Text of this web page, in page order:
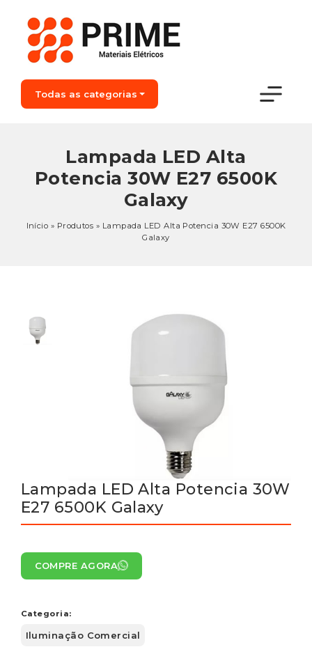
Todas as categorias
Lampada LED Alta
Potencia 30W E27 6500K
Galaxy
Início » Produtos » Lampada LED Alta Potencia 30W E27 6500K
Galaxy
Lampada LED Alta Potencia 30W
E27 6500K Galaxy
COMPRE AGORA
Categoria:
Iluminação Comercial